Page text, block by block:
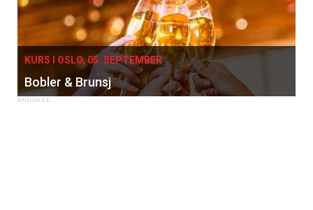
Få ukentlige nyhetsbrev fra
KURS I OSLO, 05. SEPTEMBER
Bobler & Brunsj